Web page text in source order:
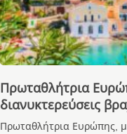
Πρωταθλήτρια
διανυκτερεύσεις
Πρωταθλήτρια Ευρώπης,